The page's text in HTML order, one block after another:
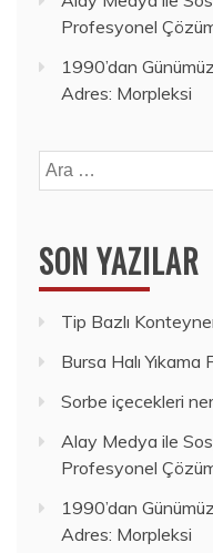
Profesyonel
1990’dan
Adres: Morpleksi
Arama:
SON YAZILAR
Tip Bazlı
Bursa Halı Yıkama
Sorbe içecekleri
Alay Medya ile
Profesyonel
1990’dan
Adres: Morpleksi